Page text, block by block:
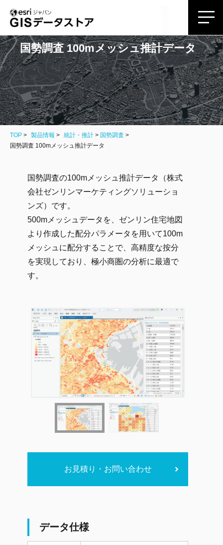
国勢調査 100mメッシュ推計データ
TOP 製品情報 統計・推計 > 国勢調査
国勢調査 100mメッシュ推計データ
国勢調査の100mメッシュ推計データ（株式
会社ゼンリンマーケティングソリューショ
ンズ）です。
500mメッシュデータを、ゼンリン住宅地図
より作成した配分パラメータを用いて100m
メッシュに配分することで、高精度な按分
を実現しており、極小商圏の分析に最適で
す。
お見積り・お問い合わせ
データ仕様